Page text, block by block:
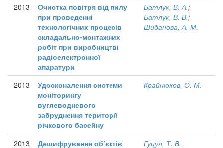
2013
Очистка повітря від пилу
при проведенні
технологічних процесів
складально-монтажних
робіт при виробництві
радіоелектронної
апаратури
Батлук, В. А.;
Батлук, В. В.;
Шибанова, А. М.
2013
Удосконалення системи
моніторингу
вуглеводневого
забруднення території
річкового басейну
Крайнюков, О. М.
2013 Дешифрування об’єктів Гуцул, Т. В.